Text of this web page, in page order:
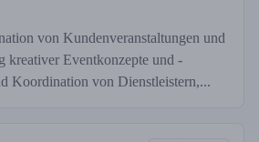
von Kundenveranstaltungen und
kreativer Eventkonzepte und -
Koordination von Dienstleistern,...